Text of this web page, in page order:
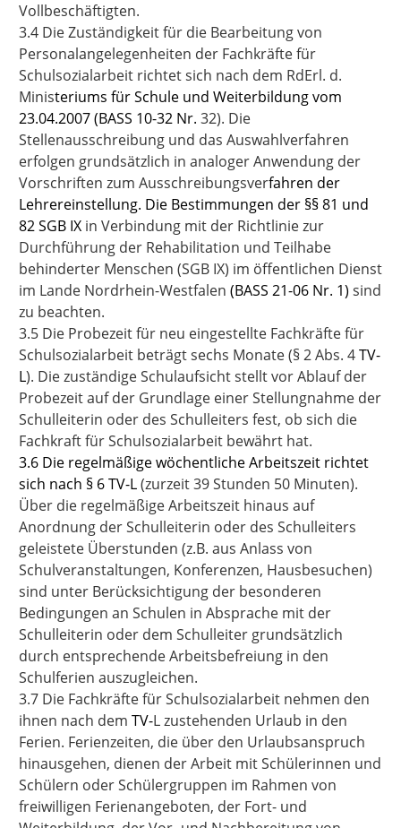
Vollbeschäftigten.
3.4 Die Zuständigkeit für die Bearbeitung von
Personalangelegenheiten der Fachkräfte für
Schulsozialarbeit richtet sich nach dem RdErl. d.
Ministeriums für Schule und Weiterbildung vom
23.04.2007 (BASS 10-32 Nr. 32). Die
Stellenausschreibung und das Auswahlverfahren
erfolgen grundsätzlich in analoger Anwendung der
Vorschriften zum Ausschreibungsverfahren der
Lehrereinstellung. Die Bestimmungen der §§ 81 und
82 SGB IX in Verbindung mit der Richtlinie zur
Durchführung der Rehabilitation und Teilhabe
behinderter Menschen (SGB IX) im öffentlichen Dienst
im Lande Nordrhein-Westfalen (BASS 21-06 Nr. 1) sind
zu beachten.
3.5 Die Probezeit für neu eingestellte Fachkräfte für
Schulsozialarbeit beträgt sechs Monate (§ 2 Abs. 4TV-
L). Die zuständige Schulaufsicht stellt vor Ablauf der
Probezeit auf der Grundlage einer Stellungnahme der
Schulleiterin oder des Schulleiters fest, ob sich die
Fachkraft für Schulsozialarbeit bewährt hat.
3.6 Die regelmäßige wöchentliche Arbeitszeit richtet
sich nach § 6TV-L(zurzeit 39 Stunden 50 Minuten).
Über die regelmäßige Arbeitszeit hinaus auf
Anordnung der Schulleiterin oder des Schulleiters
geleistete Überstunden (z.B. aus Anlass von
Schulveranstaltungen, Konferenzen, Hausbesuchen)
sind unter Berücksichtigung der besonderen
Bedingungen an Schulen in Absprache mit der
Schulleiterin oder dem Schulleiter grundsätzlich
durch entsprechende Arbeitsbefreiung in den
Schulferien auszugleichen.
3.7 Die Fachkräfte für Schulsozialarbeit nehmen den
ihnen nach dem TV-Lzustehenden Urlaub in den
Ferien. Ferienzeiten, die über den Urlaubsanspruch
hinausgehen, dienen der Arbeit mit Schülerinnen und
Schülern oder Schülergruppen im Rahmen von
freiwilligen Ferienangeboten, der Fort- und